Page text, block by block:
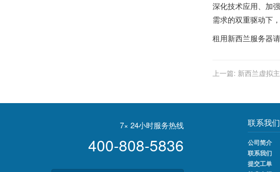
深化技术应用、加
需求的双重驱动下，
租用新西兰服务器
上一篇: 新西兰虚拟
7× 24小时服务热线
400-808-5836
联系我们
公司简介
联系我们
提交工单